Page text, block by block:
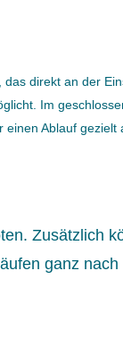
direkt an der
Im
Ablauf gezielt
Zusätzlich
ganz